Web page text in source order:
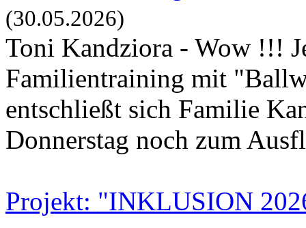
(30.05.2026)
Toni Kandziora - Wow !!!
Familientraining mit
entschließt sich Familie
Donnerstag noch zum
Projekt: "INKLUSION